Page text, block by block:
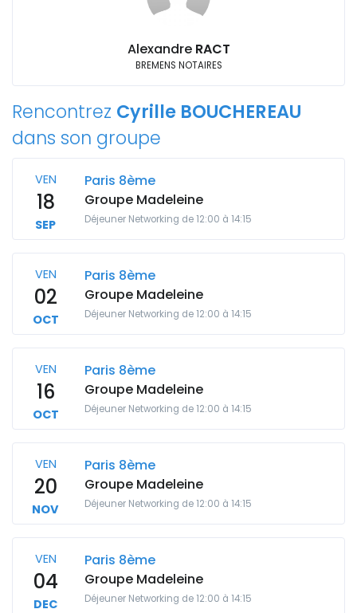
Alexandre RACT
BREMENS NOTAIRES
Rencontrez Cyrille BOUCHEREAU
dans son groupe
VEN
18
SEP
Paris 8ème
Groupe Madeleine
Déjeuner Networking de 12:00 à 14:15
VEN
02
OCT
Paris 8ème
Groupe Madeleine
Déjeuner Networking de 12:00 à 14:15
VEN
16
OCT
Paris 8ème
Groupe Madeleine
Déjeuner Networking de 12:00 à 14:15
VEN
20
NOV
Paris 8ème
Groupe Madeleine
Déjeuner Networking de 12:00 à 14:15
VEN
04
DEC
Paris 8ème
Groupe Madeleine
Déjeuner Networking de 12:00 à 14:15